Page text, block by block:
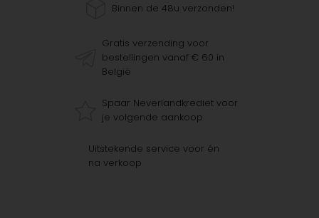
Binnen de 48u verzonden!
Gratis verzending voor
bestellingen vanaf € 60 in
België
Spaar Neverlandkrediet voor
je volgende aankoop
Uitstekende service voor én
na verkoop